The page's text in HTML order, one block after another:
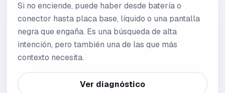
Si no enciende, puede haber desde batería o
conector hasta placa base, líquido o una pantalla
negra que engaña. Es una búsqueda de alta
intención, pero también una de las que más
contexto necesita.
Ver diagnóstico